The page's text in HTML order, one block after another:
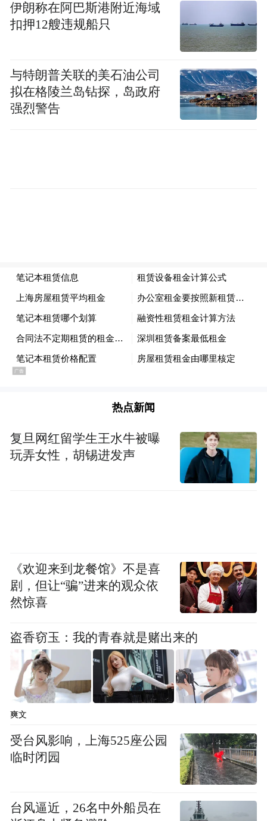
“一城看山西，一街五千年”，深厚的文化积
淀为古城注入独特灵魂。走在太原古县城
内，文庙、县衙等古建令人目不暇接；各种
文化项目、特色零售等业态板块，令人流连
忘返，为沉浸式文旅体验提供了天然的历史
今年太原古县城实行免预约、免费入城政
从收费到免费，看似简单的政策调整，实则
是运营理念的根本转变。景区从“门票经济”
文创等二次消费，形成良性循环。
数据显示，春节期间景区周边商铺营收较往
年大幅增长，文创产品、特色餐饮成为消费
热点，实现了游客体验与商业效益的双赢。
伊朗称在阿巴斯港附近海域
扣押12艘违规船只
与特朗普关联的美石油公司
拟在格陵兰岛钻探，岛政府
强烈警告
热点新闻
复旦网红留学生王水牛被曝
玩弄女性，胡锡进发声
《欢迎来到龙餐馆》不是喜
剧，但让“骗”进来的观众依
然惊喜
盗香窃玉：我的青春就是赌出来的
爽文
受台风影响，上海525座公园
临时闭园
台风逼近，26名中外船员在